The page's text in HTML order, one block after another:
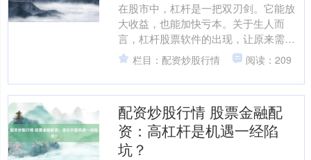
在股市中，杠杆是一把双刃剑。它能放
大收益，也能加快亏本。关于生人而
言，杠杆股票软件的出现，让原来需要
专科门槛的融资融券变得垂手而得。
但“垂手而得”未便是“稳赚不....
栏目：配资炒股行情 阅读：209
配资炒股行情 股票金融配
资：高杠杆是机遇一经陷
坑？